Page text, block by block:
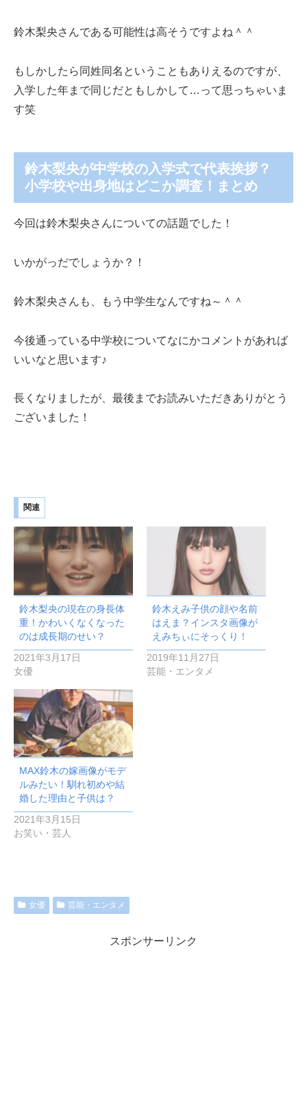
鈴木梨央さんである可能性は高そうですよね＾＾
もしかしたら同姓同名ということもありえるのですが、
入学した年まで同じだともしかして…って思っちゃいま
す笑
鈴木梨央が中学校の入学式で代表挨拶？
小学校や出身地はどこか調査！まとめ
今回は鈴木梨央さんについての話題でした！
いかがっだでしょうか？！
鈴木梨央さんも、もう中学生なんですね～＾＾
今後通っている中学校についてなにかコメントがあれば
いいなと思います♪
長くなりましたが、最後までお読みいただきありがとう
ございました！
関連
鈴木梨央の現在の身長体
重！かわいくなくなった
のは成長期のせい？
2021年3月17日
女優
鈴木えみ子供の顔や名前
はえま？インスタ画像が
えみちぃにそっくり！
2019年11月27日
芸能・エンタメ
MAX鈴木の嫁画像がモデ
ルみたい！馴れ初めや結
婚した理由と子供は？
2021年3月15日
お笑い・芸人
女優 芸能・エンタメ
スポンサーリンク